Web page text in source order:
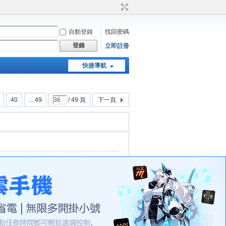
自動登錄
找回密碼
登錄
立即註冊
快捷導航
40 ... 49 / 49 頁 下一頁